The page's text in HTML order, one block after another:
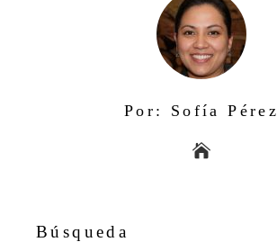
Por: Sofía Pérez
Búsqueda